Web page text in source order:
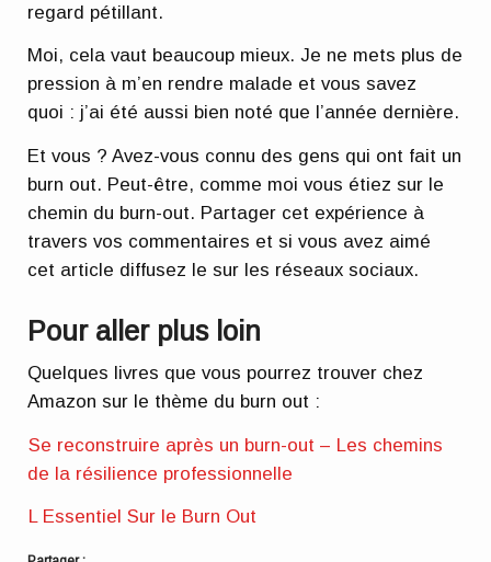
regard pétillant.
Moi, cela vaut beaucoup mieux. Je ne mets plus de
pression à m’en rendre malade et vous savez
quoi : j’ai été aussi bien noté que l’année dernière.
Et vous ? Avez-vous connu des gens qui ont fait un
burn out. Peut-être, comme moi vous étiez sur le
chemin du burn-out. Partager cet expérience à
travers vos commentaires et si vous avez aimé
cet article diffusez le sur les réseaux sociaux.
Pour aller plus loin
Quelques livres que vous pourrez trouver chez
Amazon sur le thème du burn out :
Se reconstruire après un burn-out – Les chemins
de la résilience professionnelle
L Essentiel Sur le Burn Out